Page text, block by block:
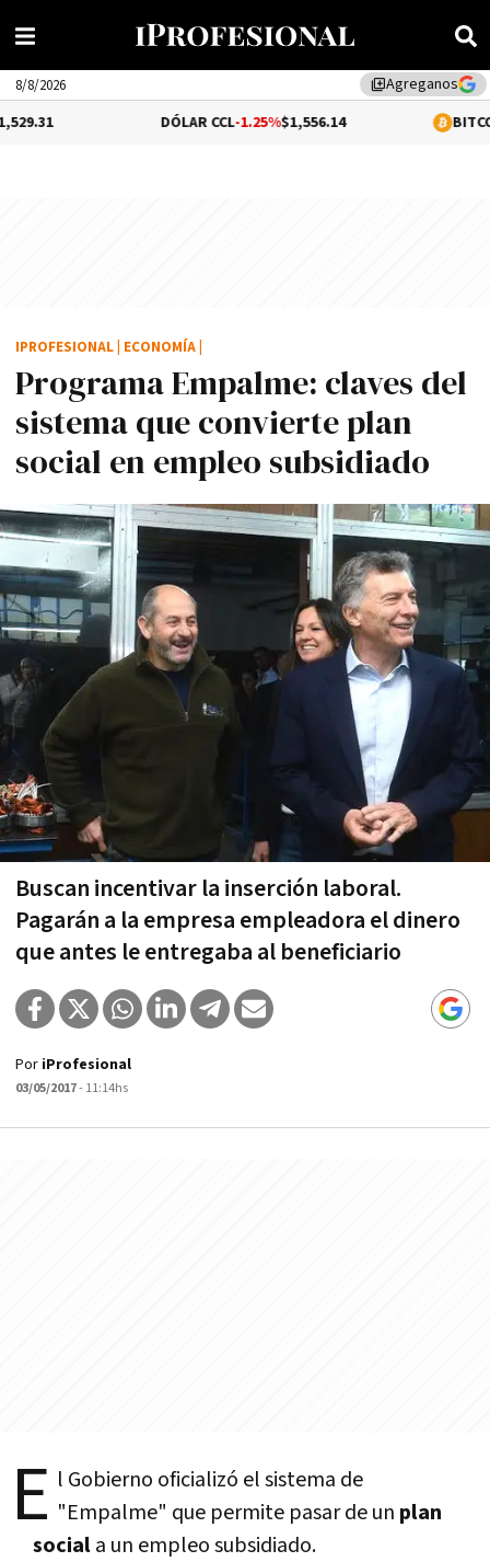
library_addAgreganos
8/8/2026
-1.25%$1,556.14 -0.07%
Programa Empalme: claves del
sistema que convierte plan
social en empleo subsidiado
Buscan incentivar la inserción laboral.
Pagarán a la empresa empleadora el dinero
que antes le entregaba al beneficiario
IPROFESIONAL ECONOMÍA
Por iProfesional
03/05/2017- 11:14hs
E l Gobierno oficializó el sistema de
"Empalme" que permite pasar de un plan
sociala un empleo subsidiado.